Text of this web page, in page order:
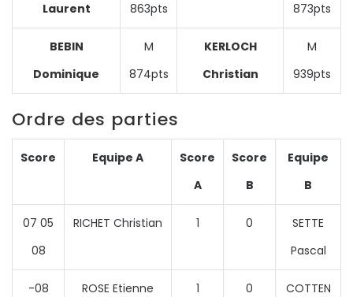
Laurent
863pts
873pts
BEBIN
Dominique
M
874pts
KERLOCH
Christian
M
939pts
Ordre des parties
Score Equipe A
Score
A
Score
B
Equipe
B
07 05
08
RICHET Christian 1 0
SETTE
Pascal
-08
ROSE Etienne 1 0
COTTEN